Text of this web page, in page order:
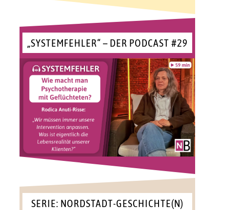
„SYSTEMFEHLER“ – DER PODCAST #29
SERIE: NORDSTADT-GESCHICHTE(N)